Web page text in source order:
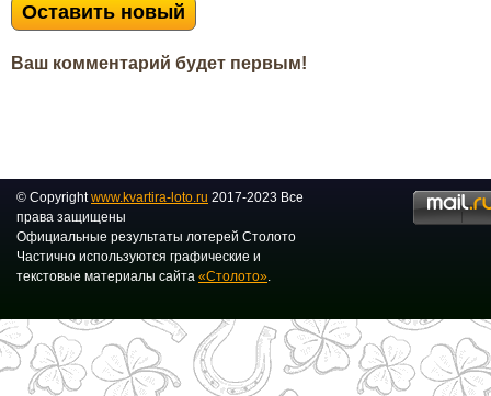
Оставить новый
Ваш комментарий будет первым!
© Copyrightwww.kvartira-loto.ru 2017-2023 Все
права защищены
Официальные результаты лотерей Столото
Частично используются графические и
текстовые материалы сайта «Столото»